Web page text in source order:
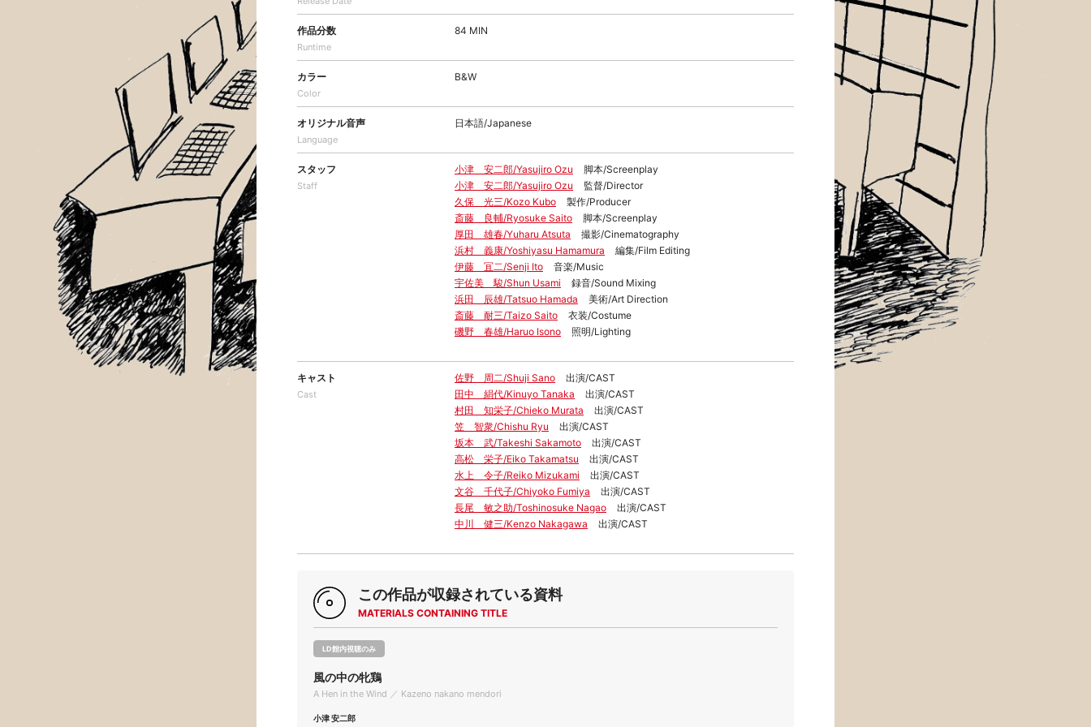
作品分数
Runtime
84 MIN
カラー
Color
B&W
オリジナル音声
Language
日本語/Japanese
スタッフ
Staff
小津 安二郎/Yasujiro Ozu
脚本/Screenplay
小津 安二郎/Yasujiro Ozu
監督/Director
久保 光三/Kozo Kubo
製作/Producer
斎藤 良輔/Ryosuke Saito
脚本/Screenplay
厚田 雄春/Yuharu Atsuta
撮影/Cinematography
浜村 義康/Yoshiyasu Hamamura
編集/Film Editing
伊藤 冝二/Senji Ito
音楽/Music
宇佐美 駿/Shun Usami
録音/Sound Mixing
浜田 辰雄/Tatsuo Hamada
美術/Art Direction
斎藤 耐三/Taizo Saito
衣装/Costume
磯野 春雄/Haruo Isono
照明/Lighting
キャスト
Cast
佐野 周二/Shuji Sano
出演/CAST
田中 絹代/Kinuyo Tanaka
出演/CAST
村田 知栄子/Chieko Murata
出演/CAST
笠 智衆/Chishu Ryu
出演/CAST
坂本 武/Takeshi Sakamoto
出演/CAST
高松 栄子/Eiko Takamatsu
出演/CAST
水上 令子/Reiko Mizukami
出演/CAST
文谷 千代子/Chiyoko Fumiya
出演/CAST
長尾 敏之助/Toshinosuke Nagao
出演/CAST
中川 健三/Kenzo Nakagawa
出演/CAST
この作品が収録されている資料
MATERIALS CONTAINING TITLE
LD館内視聴のみ
風の中の牝鶏
A Hen in the Wind ／ Kazeno nakano mendori
小津 安二郎